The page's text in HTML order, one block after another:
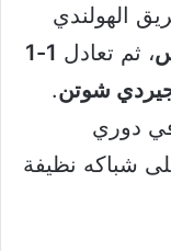
الهولندي
، ثم تعادل 1-1
شوتن.
دوري
شباكه نظيفة